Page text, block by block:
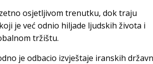
osjetljivom trenutku, dok traju
je već odnio hiljade ljudskih života i
tržištu.
je odbacio izvještaje iranskih